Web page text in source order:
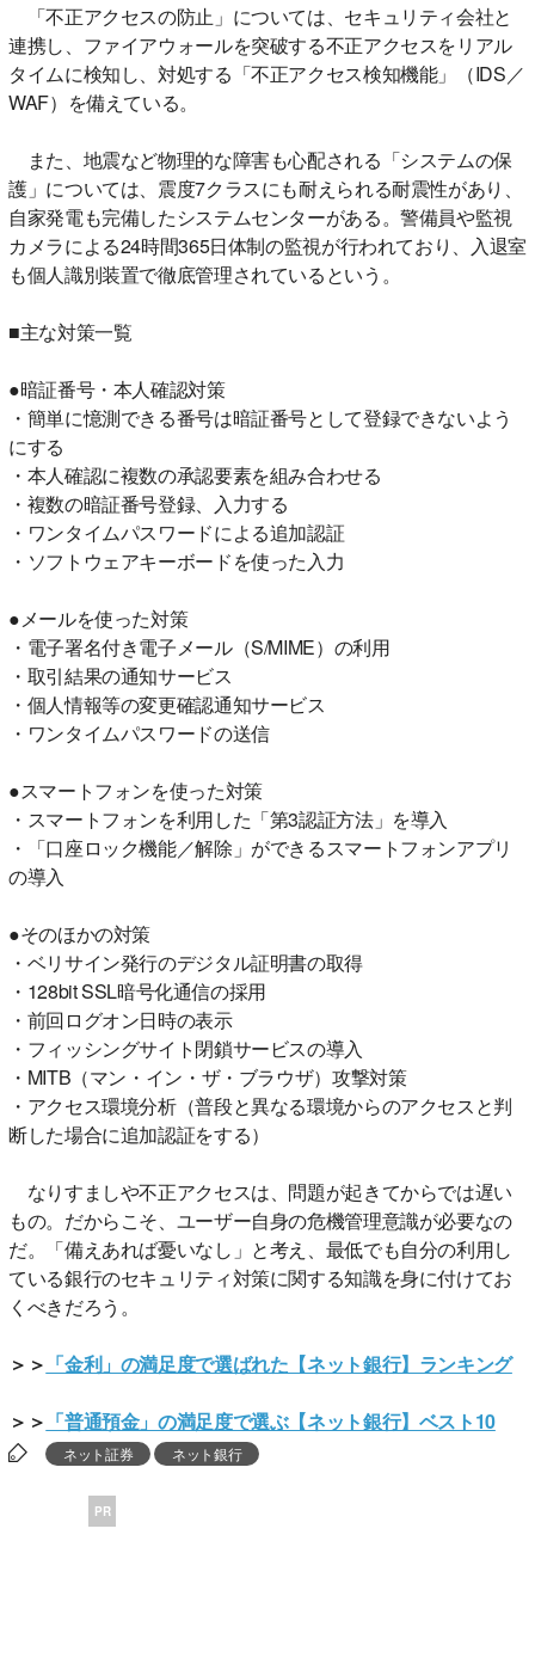
「不正アクセスの防止」については、セキュリティ会社と
連携し、ファイアウォールを突破する不正アクセスをリアル
タイムに検知し、対処する「不正アクセス検知機能」（IDS／
WAF）を備えている。
また、地震など物理的な障害も心配される「システムの保
護」については、震度7クラスにも耐えられる耐震性があり、
自家発電も完備したシステムセンターがある。警備員や監視
カメラによる24時間365日体制の監視が行われており、入退室
も個人識別装置で徹底管理されているという。
■主な対策一覧
●暗証番号・本人確認対策
・簡単に憶測できる番号は暗証番号として登録できないよう
にする
・本人確認に複数の承認要素を組み合わせる
・複数の暗証番号登録、入力する
・ワンタイムパスワードによる追加認証
・ソフトウェアキーボードを使った入力
●メールを使った対策
・電子署名付き電子メール（S/MIME）の利用
・取引結果の通知サービス
・個人情報等の変更確認通知サービス
・ワンタイムパスワードの送信
●スマートフォンを使った対策
・スマートフォンを利用した「第3認証方法」を導入
・「口座ロック機能／解除」ができるスマートフォンアプリ
の導入
●そのほかの対策
・ベリサイン発行のデジタル証明書の取得
・128bit SSL暗号化通信の採用
・前回ログオン日時の表示
・フィッシングサイト閉鎖サービスの導入
・MITB（マン・イン・ザ・ブラウザ）攻撃対策
・アクセス環境分析（普段と異なる環境からのアクセスと判
断した場合に追加認証をする）
なりすましや不正アクセスは、問題が起きてからでは遅い
もの。だからこそ、ユーザー自身の危機管理意識が必要なの
だ。「備えあれば憂いなし」と考え、最低でも自分の利用し
ている銀行のセキュリティ対策に関する知識を身に付けてお
くべきだろう。
＞＞ 「金利」の満足度で選ばれた【ネット銀行】ランキング
＞＞ 「普通預金」の満足度で選ぶ【ネット銀行】ベスト10
ネット証券 ネット銀行
PR